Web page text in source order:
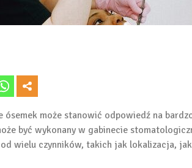
ósemek może stanowić odpowiedź na
być wykonany w gabinecie
wielu czynników, takich jak lokalizacja,